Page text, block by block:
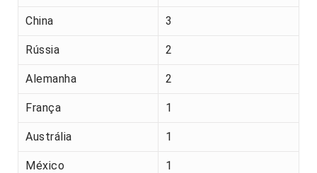
China 3
Rússia 2
Alemanha 2
França 1
Austrália 1
México 1